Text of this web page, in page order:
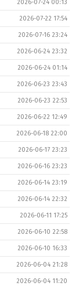
2026-07-24 00:13
2026-07-22 17:54
2026-07-16 23:24
2026-06-24 23:32
2026-06-24 01:14
2026-06-23 23:43
2026-06-23 22:53
2026-06-22 12:49
2026-06-18 22:00
2026-06-17 23:23
2026-06-16 23:23
2026-06-14 23:19
2026-06-14 22:32
2026-06-11 17:25
2026-06-10 22:58
2026-06-10 16:33
2026-06-04 21:28
2026-06-04 11:20